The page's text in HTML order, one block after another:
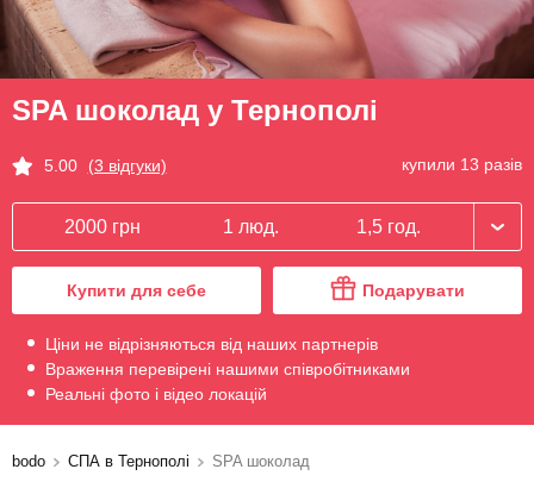
SPA шоколад у Тернополі
5.00 (3 відгуки) купили 13 разів
2000 грн 1 люд. 1,5 год.
Купити для себе Подарувати
Ціни не відрізняються від наших партнерів
Враження перевірені нашими співробітниками
Реальні фото і відео локацій
bodo СПА в Тернополі SPA шоколад